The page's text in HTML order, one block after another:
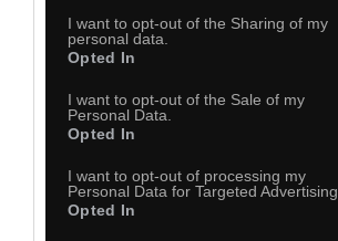
I want to opt-out of the Sharing of my
personal data.
Opted In
I want to opt-out of the Sale of my
Personal Data.
Opted In
I want to opt-out of processing my
Personal Data for Targeted Advertising.
Opted In